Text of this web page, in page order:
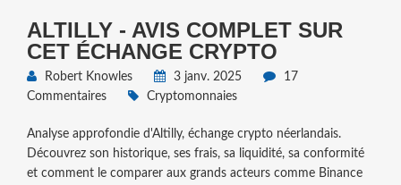
ALTILLY - AVIS COMPLET SUR
CET ÉCHANGE CRYPTO
Robert Knowles 3 janv. 2025
17
Commentaires
Cryptomonnaies
Analyse approfondie d'Altilly, échange crypto néerlandais.
Découvrez son historique, ses frais, sa liquidité, sa conformité
et comment le comparer aux grands acteurs comme Binance